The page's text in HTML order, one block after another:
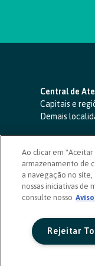
Central de
Capitais e
Demais
SAC 24 horas-
Ouvidoria
0800 725 0996
Deficientes
Ao clicar em "Aceitar
armazenamento de
a navegação no site,
nossas iniciativas de
consulte nosso
Rejeitar